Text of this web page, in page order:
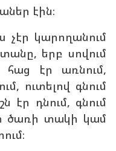
էին։
չէր կարողանում
երբ սովում
հաց էր առնում,
ուտելով գնում
էր դնում, գնում
ծառի տակի կամ